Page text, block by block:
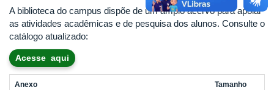
A biblioteca do campus dispõe de um amplo acervo para apoiar
as atividades acadêmicas e de pesquisa dos alunos. Consulte o
catálogo atualizado:
Acesse aqui
Anexo Tamanho